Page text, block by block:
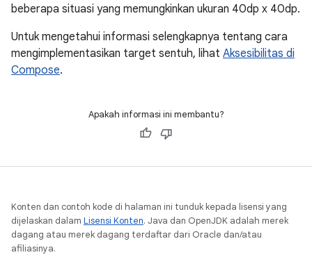
beberapa situasi yang memungkinkan ukuran 40dp x 40dp.
Untuk mengetahui informasi selengkapnya tentang cara
mengimplementasikan target sentuh, lihat Aksesibilitas di
Compose.
Apakah informasi ini membantu?
Konten dan contoh kode di halaman ini tunduk kepada lisensi yang
dijelaskan dalam Lisensi Konten. Java dan OpenJDK adalah merek
dagang atau merek dagang terdaftar dari Oracle dan/atau
afiliasinya.